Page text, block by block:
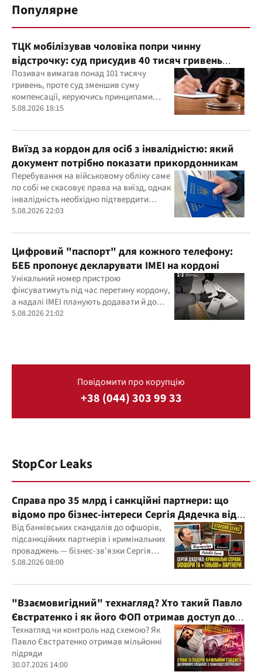
Популярне
ТЦК мобілізував чоловіка попри чинну
відстрочку: суд присудив 40 тисяч гривень
компенсації
Позивач вимагав понад 101 тисячу
гривень, проте суд зменшив суму
компенсації, керуючись принципами
розумності та співмірності
5.08.2026 18:15
Виїзд за кордон для осіб з інвалідністю: який
документ потрібно показати прикордонникам
Перебування на військовому обліку саме
по собі не скасовує права на виїзд, однак
інвалідність необхідно підтвердити
документально
5.08.2026 22:03
Цифровий "паспорт" для кожного телефону:
БЕБ пропонує декларувати IMEI на кордоні
Унікальний номер пристрою
фіксуватимуть під час перетину кордону,
а надалі IMEI планують додавати й до
фіскальних чеків
5.08.2026 21:02
Повідомити про корупцію
+38 (044) 303 99 33
StopCor Leaks
Справа про 35 млрд і санкційні партнери: що
відомо про бізнес-інтереси Сергія Дядечка від
"Родовід Банку" до "ФАРМАСЕЛ"
Від банківських скандалів до офшорів,
підсанкційних партнерів і кримінальних
проваджень — бізнес-зв'язки Сергія
Дядечка й досі простягаються через
5.08.2026 08:00
"Взаємовигідний" технагляд? Хто такий Павло
Євстратенко і як його ФОП отримав доступ до
бюджетних мільйонів?
Технагляд чи контроль над схемою? Як
Павло Євстратенко отримав мільйонні
підряди
30.07.2026 14:00